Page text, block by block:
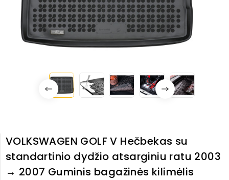
VOLKSWAGEN GOLF V Hečbekas su
standartinio dydžio atsarginiu ratu 2003
→ 2007 Guminis bagažinės kilimėlis